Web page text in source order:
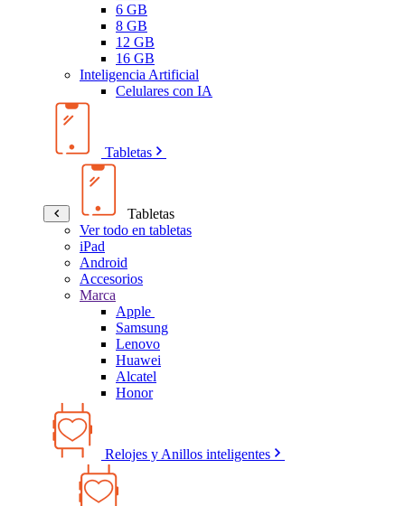
6 GB
8 GB
12 GB
16 GB
Inteligencia Artificial
Celulares con IA
Tabletas
Tabletas
Ver todo en tabletas
iPad
Android
Accesorios
Marca
Apple
Samsung
Lenovo
Huawei
Alcatel
Honor
Relojes y Anillos inteligentes